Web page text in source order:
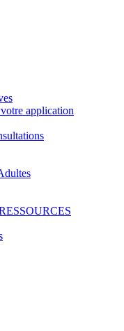
application